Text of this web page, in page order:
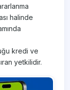
halinde
kredi ve
yetkilidir.